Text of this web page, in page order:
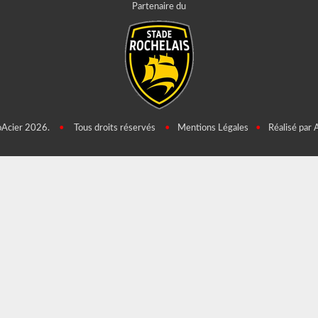
Partenaire du
2026. • Tous droits réservés • Mentions Légales • Réalisé par